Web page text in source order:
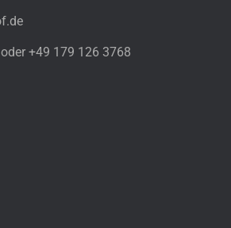
+49 179 126 3768